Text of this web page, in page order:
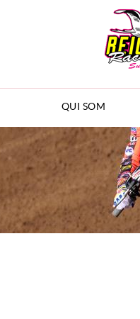
QUI SOM